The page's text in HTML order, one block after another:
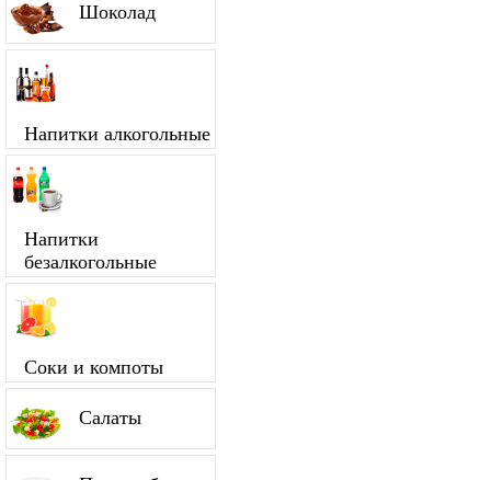
Шоколад
Напитки алкогольные
Напитки
безалкогольные
Соки и компоты
Салаты